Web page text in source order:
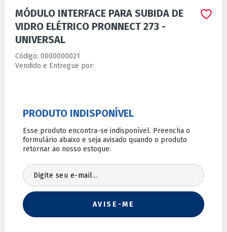
MÓDULO INTERFACE PARA SUBIDA DE
VIDRO ELÉTRICO PRONNECT 273 -
UNIVERSAL
Código: 0000000021
Vendido e Entregue por:
- + Comprar
Calcule o frete:
Não sei meu CEP